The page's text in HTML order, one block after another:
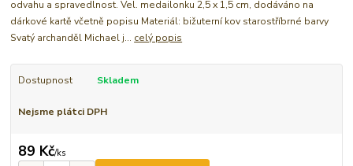
odvahu a spravedlnost. Vel. medailonku 2,5 x 1,5 cm, dodáváno na
dárkové kartě včetně popisu Materiál: bižuterní kov starostříbrné barvy
Svatý archanděl Michael j... celý popis
Dostupnost Skladem
Nejsme plátci DPH
89 Kč/ks